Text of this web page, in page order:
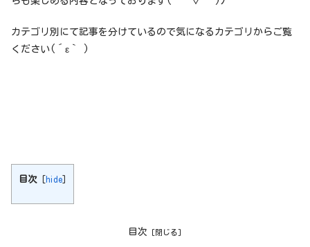
カテゴリ別にて記事を分けているので気になるカテゴリからご覧
ください(´ε｀ )
目次 [hide]
目次